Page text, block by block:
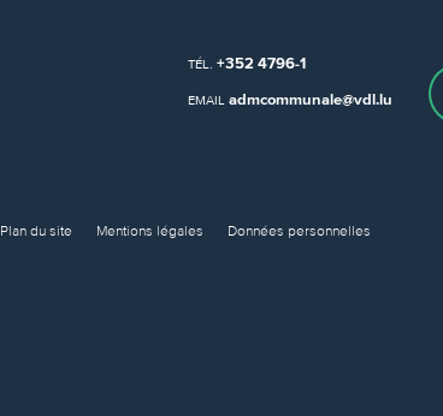
TÉL. +352 4796-1
EMAIL admcommunale@vdl.lu
Plan du site Mentions légales Données personnelles